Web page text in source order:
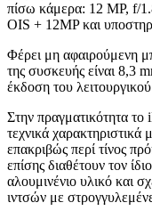
πίσω κάμερα: 12 MP, f/
OIS + 12MP και
Φέρει μη αφαιρούμενη
της συσκευής είναι 8,3
έκδοση του
Στην πραγματικότητα το
τεχνικά
επακριβώς περί τίνος
επίσης διαθέτουν τον
αλουμινένιο υλικό και
ιντσών με